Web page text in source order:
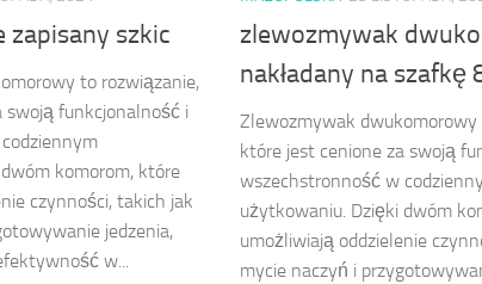
szkic
to rozwiązanie,
swoją funkcjonalność i
komorom, które
czynności, takich jak
jedzenia,
w...
zlewozmywak
nakładany na szafkę
Zlewozmywak dwukomorowy
które jest cenione za swoją
wszechstronność w
użytkowaniu. Dzięki dwóm
umożliwiają oddzielenie
mycie naczyń i